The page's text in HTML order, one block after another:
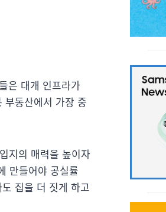
은 대개 인프라가
부동산에서 가장 중
지의 매력을 높이자
만들어야 공실률
집을 더 짓게 하고